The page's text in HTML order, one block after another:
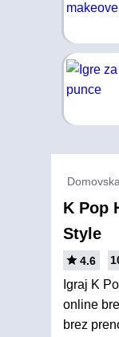
K Pop
Style
4.6
Igraj K
online
brez